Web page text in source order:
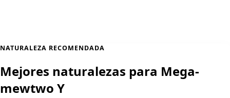
NATURALEZA RECOMENDADA
Mejores naturalezas para Mega-
mewtwo Y